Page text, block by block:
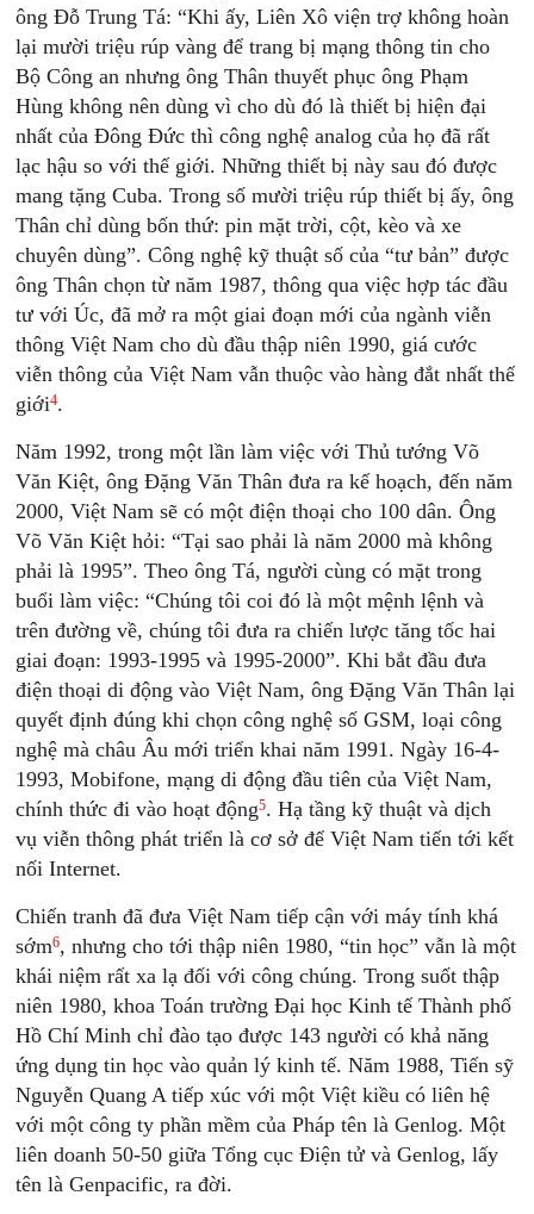
ông Đỗ Trung Tá: “Khi ấy, Liên Xô viện trợ không hoàn
lại mười triệu rúp vàng để trang bị mạng thông tin cho
Bộ Công an nhưng ông Thân thuyết phục ông Phạm
Hùng không nên dùng vì cho dù đó là thiết bị hiện đại
nhất của Đông Đức thì công nghệ analog của họ đã rất
lạc hậu so với thế giới. Những thiết bị này sau đó được
mang tặng Cuba. Trong số mười triệu rúp thiết bị ấy, ông
Thân chỉ dùng bốn thứ: pin mặt trời, cột, kèo và xe
chuyên dùng”. Công nghệ kỹ thuật số của “tư bản” được
ông Thân chọn từ năm 1987, thông qua việc hợp tác đầu
tư với Úc, đã mở ra một giai đoạn mới của ngành viễn
thông Việt Nam cho dù đầu thập niên 1990, giá cước
viễn thông của Việt Nam vẫn thuộc vào hàng đắt nhất thế
giới4.
Năm 1992, trong một lần làm việc với Thủ tướng Võ
Văn Kiệt, ông Đặng Văn Thân đưa ra kế hoạch, đến năm
2000, Việt Nam sẽ có một điện thoại cho 100 dân. Ông
Võ Văn Kiệt hỏi: “Tại sao phải là năm 2000 mà không
phải là 1995”. Theo ông Tá, người cùng có mặt trong
buổi làm việc: “Chúng tôi coi đó là một mệnh lệnh và
trên đường về, chúng tôi đưa ra chiến lược tăng tốc hai
giai đoạn: 1993-1995 và 1995-2000”. Khi bắt đầu đưa
điện thoại di động vào Việt Nam, ông Đặng Văn Thân lại
quyết định đúng khi chọn công nghệ số GSM, loại công
nghệ mà châu Âu mới triển khai năm 1991. Ngày 16-4-
1993, Mobifone, mạng di động đầu tiên của Việt Nam,
chính thức đi vào hoạt động5. Hạ tầng kỹ thuật và dịch
vụ viễn thông phát triển là cơ sở để Việt Nam tiến tới kết
nối Internet.
Chiến tranh đã đưa Việt Nam tiếp cận với máy tính khá
sớm6, nhưng cho tới thập niên 1980, “tin học” vẫn là một
khái niệm rất xa lạ đối với công chúng. Trong suốt thập
niên 1980, khoa Toán trường Đại học Kinh tế Thành phố
Hồ Chí Minh chỉ đào tạo được 143 người có khả năng
ứng dụng tin học vào quản lý kinh tế. Năm 1988, Tiến sỹ
Nguyễn Quang A tiếp xúc với một Việt kiều có liên hệ
với một công ty phần mềm của Pháp tên là Genlog. Một
liên doanh 50-50 giữa Tổng cục Điện tử và Genlog, lấy
tên là Genpacific, ra đời.